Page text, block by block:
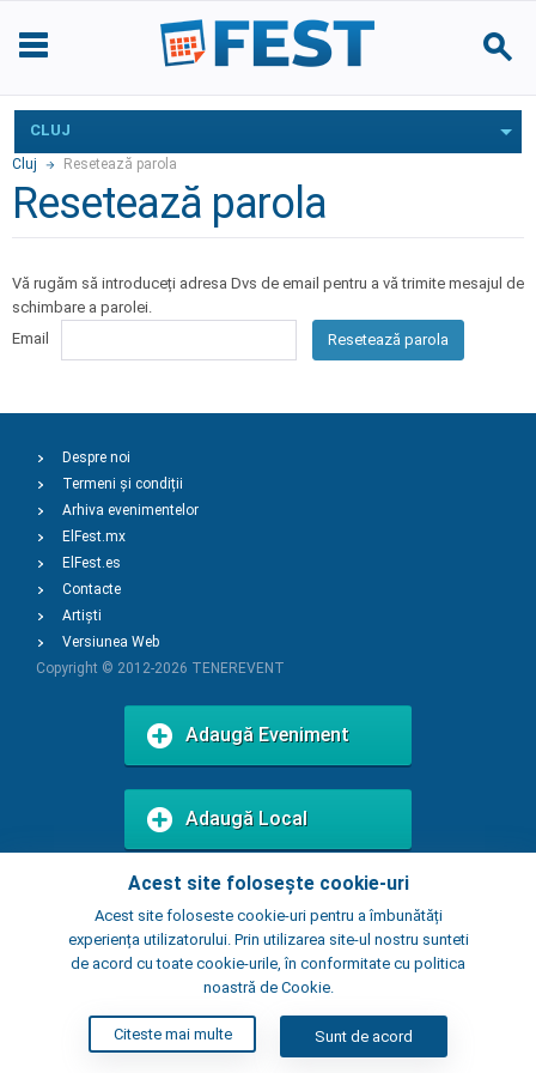
CLUJ
Cluj Resetează parola
Resetează parola
Vă rugăm să introduceți adresa Dvs de email pentru a vă trimite mesajul de
schimbare a parolei.
Email
Resetează parola
Acest site folosește cookie-uri
Acest site foloseste cookie-uri pentru a îmbunătăți
experiența utilizatorului. Prin utilizarea site-ul nostru sunteti
de acord cu toate cookie-urile, în conformitate cu politica
noastră de Cookie.
Citeste mai multe Sunt de acord
Despre noi
Termeni și condiții
Arhiva evenimentelor
ElFest.mx
ElFest.es
Contacte
Artiști
Versiunea Web
Copyright © 2012-2026 TENEREVENT
Adaugă Eveniment
Adaugă Local